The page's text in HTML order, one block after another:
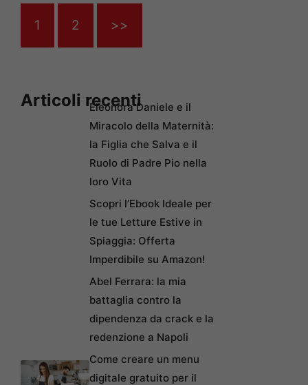
1 2 >>
Articoli recentiEleonora Daniele e il
Miracolo della Maternità:
la Figlia che Salva e il
Ruolo di Padre Pio nella
loro Vita
Scopri l’Ebook Ideale per
le tue Letture Estive in
Spiaggia: Offerta
Imperdibile su Amazon!
Abel Ferrara: la mia
battaglia contro la
dipendenza da crack e la
redenzione a Napoli
Come creare un menu
digitale gratuito per il